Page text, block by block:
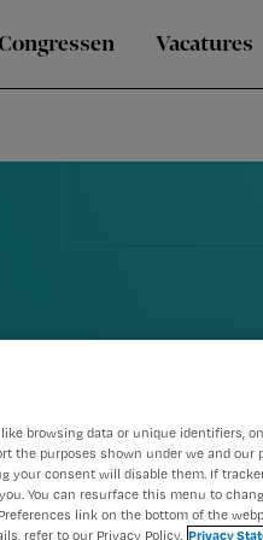
Vacatures
patiënt
browsing data or unique identifiers,
the purposes shown under we and our
your consent will disable them. If
You can resurface this menu to
link on the bottom of the
refer to our Privacy Policy. Privacy